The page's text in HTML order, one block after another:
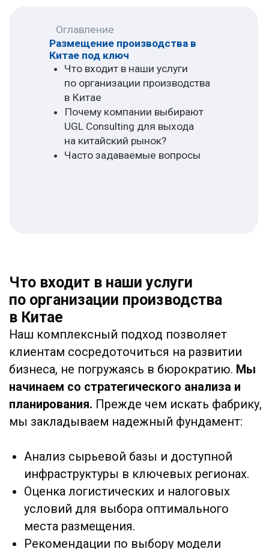
по организации производства
в Китае
Наш комплексный подход позволяет
клиентам сосредоточиться на развитии
бизнеса, не погружаясь в бюрократию.Мы
начинаем со стратегического анализа и
планирования.Прежде чем искать фабрику,
мы закладываем надежный фундамент:
Анализ сырьевой базы и доступной
фабрики.
Детальный прогноз сроков, затрат и
потенциальных рисков.
Затем мы приступаем к тщательной
проверке фабрик-производителей. Мы не
просто находим фабрики, мы выбираем
самых надежных партнеров:
Глубокий анализ рынка: просматриваем
сотни предложений, чтобы найти
Проверяем юридическую чистоту,
лицензии, долговую нагрузку и
репутацию.
Технический аудит: оцениваем
производственные мощности, уровень
оборудования и автоматизации.
Сравнительный отчет: предоставляем